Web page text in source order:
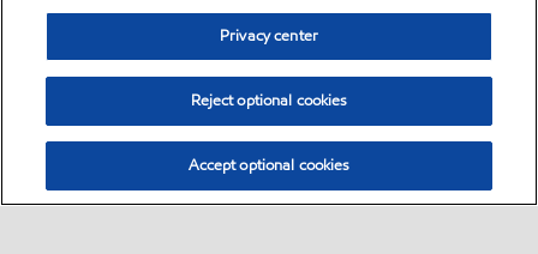
Privacy center
Reject optional cookies
Accept optional cookies